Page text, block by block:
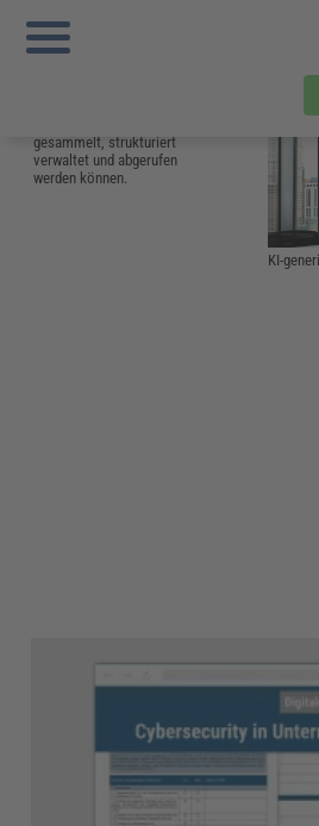
Sie sind hier:
Information
KI-
gesammelt, strukturiert
verwaltet und abgerufen
werden können.